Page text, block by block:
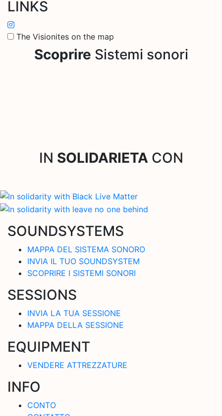
LINKS
The Visionites on the map
Scoprire Sistemi sonori
IN SOLIDARIETA CON
SOUNDSYSTEMS
MAPPA DEL SISTEMA SONORO
INVIA IL TUO SOUNDSYSTEM
SCOPRIRE I SISTEMI SONORI
SESSIONS
INVIA LA TUA SESSIONE
MAPPA DELLA SESSIONE
EQUIPMENT
VENDERE ATTREZZATURE
INFO
CONTO